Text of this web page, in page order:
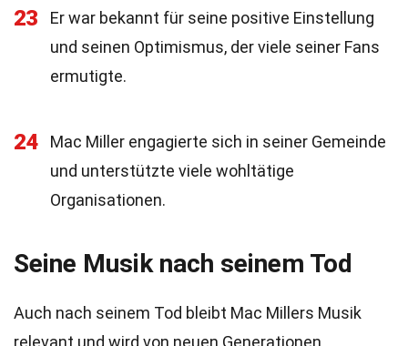
23
Er war bekannt für seine positive Einstellung
und seinen Optimismus, der viele seiner Fans
ermutigte.
24
Mac Miller engagierte sich in seiner Gemeinde
und unterstützte viele wohltätige
Organisationen.
Seine Musik nach seinem Tod
Auch nach seinem Tod bleibt Mac Millers Musik
relevant und wird von neuen Generationen